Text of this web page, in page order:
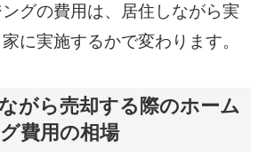
グの費用は、居住しながら実
に実施するかで変わります。
がら売却する際のホーム
費用の相場